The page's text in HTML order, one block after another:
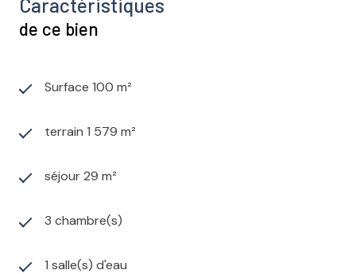
Caractéristiques
de ce bien
Surface 100 m²
terrain 1 579 m²
séjour 29 m²
3 chambre(s)
1 salle(s) d'eau